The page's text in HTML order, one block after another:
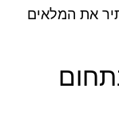
את המלאים